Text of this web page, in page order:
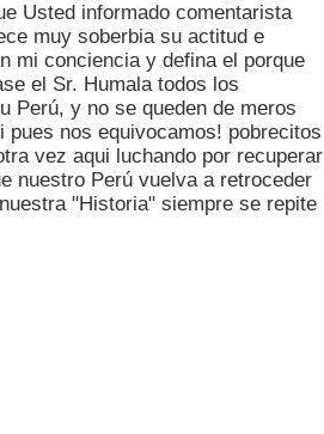
Usted informado comentarista
muy soberbia su actitud e
mi conciencia y defina el porque
el Sr. Humala todos los
Perú, y no se queden de meros
nos equivocamos! pobrecitos
vez aqui luchando por recuperar
nuestro Perú vuelva a retroceder
"Historia" siempre se repite